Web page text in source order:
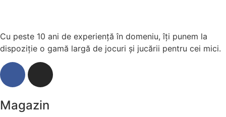
Cu peste 10 ani de experiență în domeniu, îți punem la
dispoziție o gamă largă de jocuri și jucării pentru cei mici.
Magazin